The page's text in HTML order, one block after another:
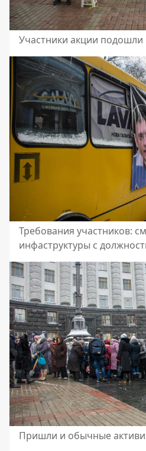
Участники акции
Требования участников:
инфаструктуры с
Пришли и обычные